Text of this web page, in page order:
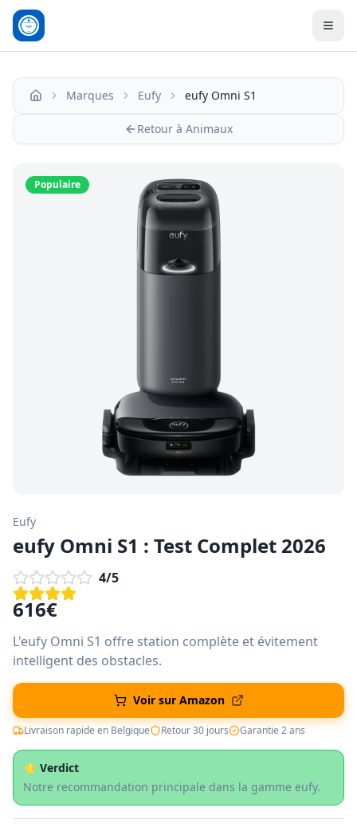
Accueil Marques Eufy eufy Omni S1
Retour à Animaux
Populaire
Eufy
eufy Omni S1 : Test Complet 2026
4/5
616€
L'eufy Omni S1 offre station complète et évitement
intelligent des obstacles.
Voir sur Amazon
Livraison rapide en Belgique Retour 30 jours Garantie 2 ans
⭐ Verdict
Notre recommandation principale dans la gamme eufy.